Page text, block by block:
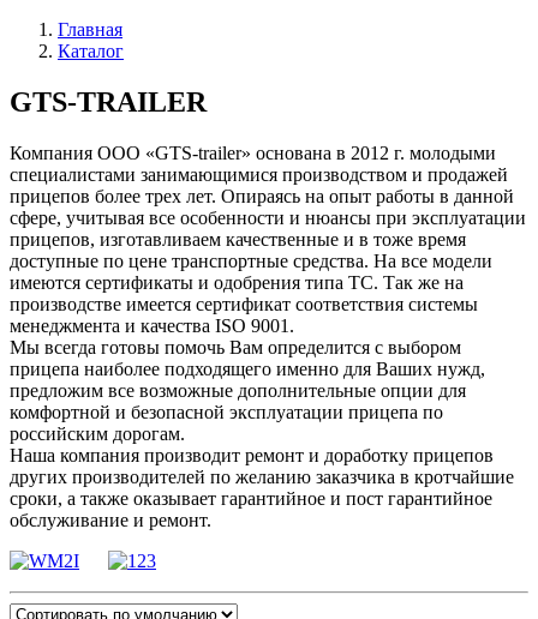
Главная
Каталог
GTS-TRAILER
Компания ООО «GTS-trailer» основана в 2012 г. молодыми
специалистами занимающимися производством и продажей
прицепов более трех лет. Опираясь на опыт работы в данной
сфере, учитывая все особенности и нюансы при эксплуатации
прицепов, изготавливаем качественные и в тоже время
доступные по цене транспортные средства. На все модели
имеются сертификаты и одобрения типа ТС. Так же на
производстве имеется сертификат соответствия системы
менеджмента и качества ISO 9001.
Мы всегда готовы помочь Вам определится с выбором
прицепа наиболее подходящего именно для Ваших нужд,
предложим все возможные дополнительные опции для
комфортной и безопасной эксплуатации прицепа по
российским дорогам.
Наша компания производит ремонт и доработку прицепов
других производителей по желанию заказчика в кротчайшие
сроки, а также оказывает гарантийное и пост гарантийное
обслуживание и ремонт.